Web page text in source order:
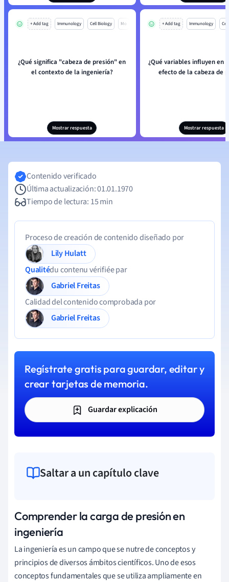
+ Add tag Immunology Cell Biology Mo
¿Qué significa "cabeza de presión" en
el contexto de la ingeniería?
Mostrar respuesta
+ Add tag Immunology
¿Qué variables influyen en
efecto de la cabeza de
Mostrar respuesta
Contenido verificado
Última actualización: 01.01.1970
Tiempo de lectura: 15 min
Proceso de creación de contenido diseñado por
Lily Hulatt
Qualitédu contenu vérifiée par
Gabriel Freitas
Calidad del contenido comprobada por
Gabriel Freitas
Regístrate gratis para guardar, editar y
crear tarjetas de memoria.
Guardar explicación
Saltar a un capítulo clave
Comprender la carga de presión en
ingeniería
La ingeniería es un campo que se nutre de conceptos y
principios de diversos ámbitos científicos. Uno de esos
conceptos fundamentales que se utiliza ampliamente en